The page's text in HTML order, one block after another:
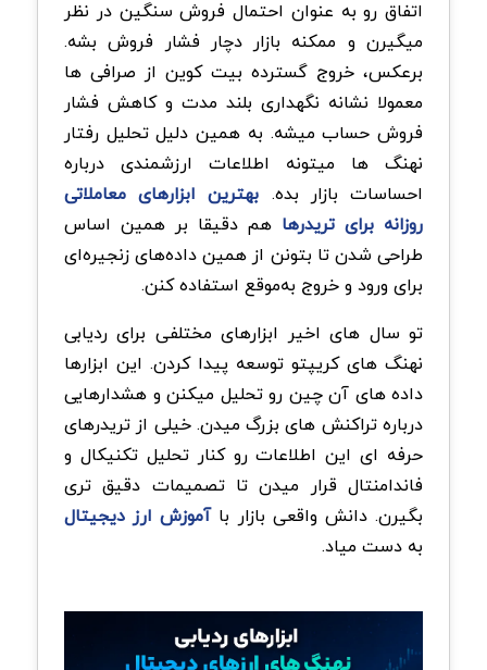
اتفاق رو به عنوان احتمال فروش سنگین در نظر
میگیرن و ممکنه بازار دچار فشار فروش بشه.
برعکس، خروج گسترده بیت کوین از صرافی ها
معمولا نشانه نگهداری بلند مدت و کاهش فشار
فروش حساب میشه. به همین دلیل تحلیل رفتار
نهنگ ها میتونه اطلاعات ارزشمندی درباره
احساسات بازار بده. بهترین ابزارهای معاملاتی
روزانه برای تریدرها هم دقیقا بر همین اساس
طراحی شدن تا بتونن از همین داده‌های زنجیره‌ای
برای ورود و خروج به‌موقع استفاده کنن.
تو سال های اخیر ابزارهای مختلفی برای ردیابی
نهنگ های کریپتو توسعه پیدا کردن. این ابزارها
داده های آن چین رو تحلیل میکنن و هشدارهایی
درباره تراکنش های بزرگ میدن. خیلی از تریدرهای
حرفه ای این اطلاعات رو کنار تحلیل تکنیکال و
فاندامنتال قرار میدن تا تصمیمات دقیق تری
بگیرن. دانش واقعی بازار باآموزش ارز دیجیتال
به دست میاد.